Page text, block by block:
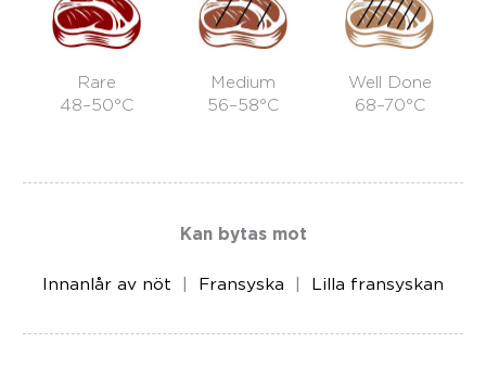
Rare
48–50°C
Medium
56–58°C
Well Done
68–70°C
Kan bytas mot
Innanlår av nöt Fransyska Lilla fransyskan